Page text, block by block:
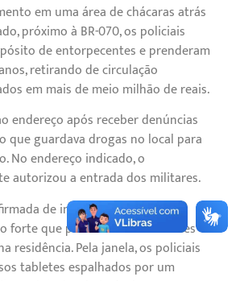
em uma área de chácaras atrás
próximo à BR-070, os policiais
de entorpecentes e prenderam
retirando de circulação
em mais de meio milhão de reais.
endereço após receber denúncias
que guardava drogas no local para
No endereço indicado, o
autorizou a entrada dos militares.
de imediato: o odor das
forte que podia ser sentido antes
residência. Pela janela, os policiais
tabletes espalhados por um